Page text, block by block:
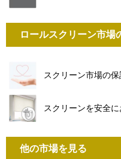
ロールスクリーン市場
スクリーン市場の
スクリーンを安全
他の市場を見る